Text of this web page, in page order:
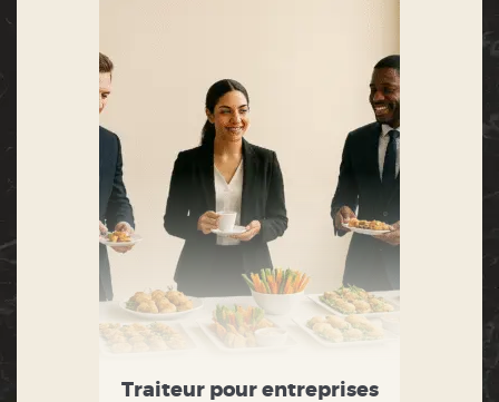
Traiteur pour entreprises